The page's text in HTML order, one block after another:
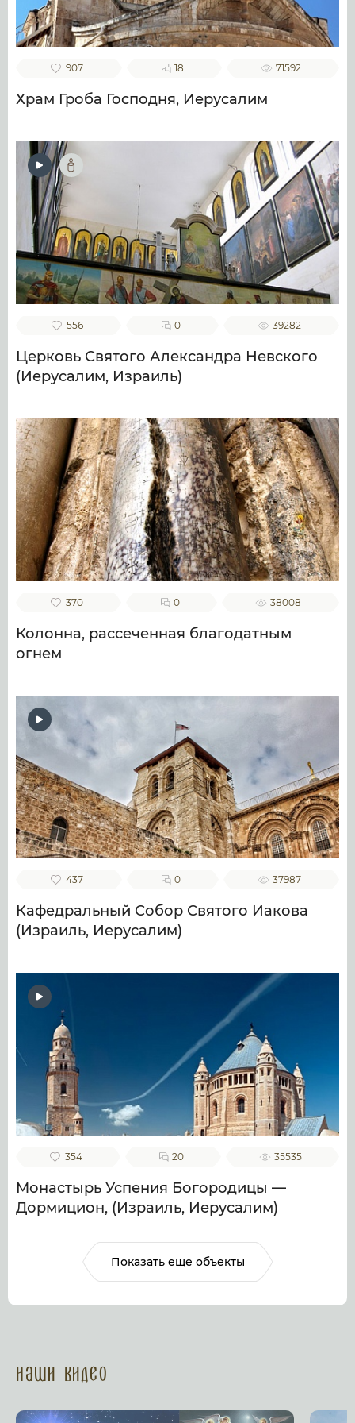
907 18 71592
Храм Гроба Господня, Иерусалим
556 0 39282
Церковь Святого Александра Невского
(Иерусалим, Израиль)
370 0 38008
Колонна, рассеченная благодатным
огнем
437 0 37987
Кафедральный Собор Святого Иакова
(Израиль, Иерусалим)
354 20 35535
Монастырь Успения Богородицы —
Дормицион, (Израиль, Иерусалим)
Показать еще объекты
Наши Видео